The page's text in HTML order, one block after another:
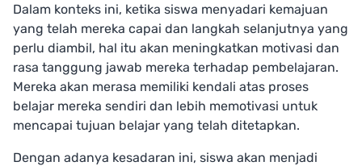
Dalam konteks ini, ketika siswa menyadari kemajuan
yang telah mereka capai dan langkah selanjutnya yang
perlu diambil, hal itu akan meningkatkan motivasi dan
rasa tanggung jawab mereka terhadap pembelajaran.
Mereka akan merasa memiliki kendali atas proses
belajar mereka sendiri dan lebih memotivasi untuk
mencapai tujuan belajar yang telah ditetapkan.
Dengan adanya kesadaran ini, siswa akan menjadi